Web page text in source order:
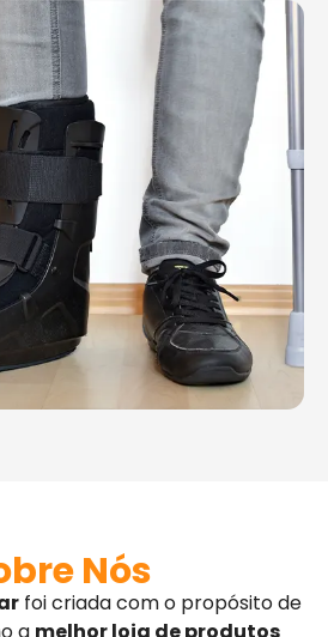
Nós
foi criada com o propósito de